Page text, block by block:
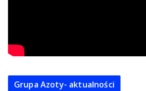
Grupa Azoty- aktualności